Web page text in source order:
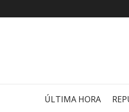
ÚLTIMA HORA